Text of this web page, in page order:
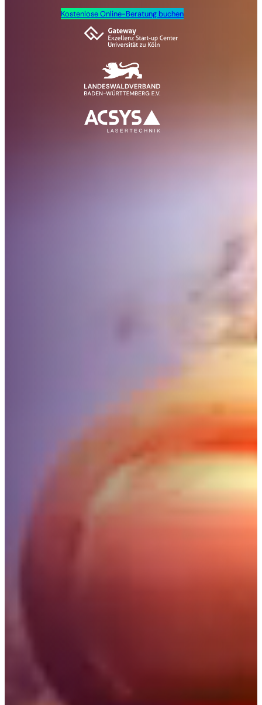
Kostenlose Online-Beratung buchen